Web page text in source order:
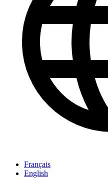
Français
English